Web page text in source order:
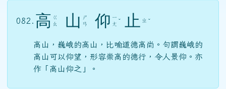
082. 高 ㄍ
ㄠ
山
ㄕ
ㄢ
仰 ㄧ
ㄤ ˇ 止 ㄓ ˇ
高山，巍峨的高山，比喻道德高尚。句謂巍峨的
高山可以仰望，形容崇高的德行，令人景仰。亦
作「高山仰之」。